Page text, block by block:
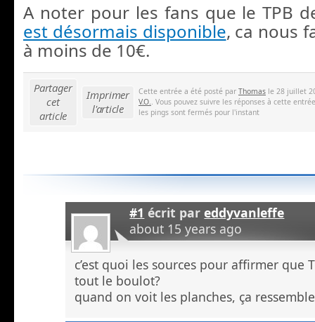
A noter pour les fans que le TPB
est désormais disponible, ca nous
à moins de 10€.
Partager
cet
article
Imprimer
l'article
Cette entrée a été posté par Thomas le 28 juillet
V.O.. Vous pouvez suivre les réponses à cette
les pings sont fermés pour l'instant
#1 écrit pareddyvanleffe
about 15 years ago
c’est quoi les sources pour affirmer que
tout le boulot?
quand on voit les planches, ça